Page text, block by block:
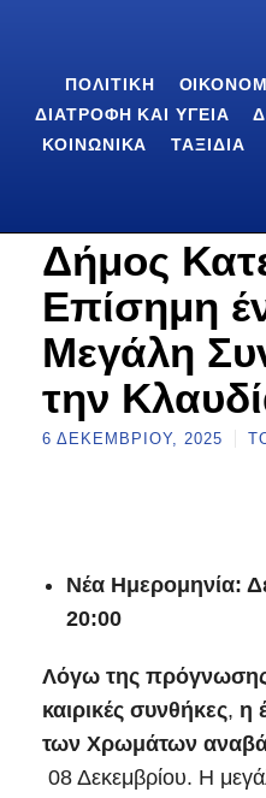
ΠΟΛΙΤΙΚΉ
ΔΙΑΤΡΟΦΉ ΚΑΙ ΥΓΕΊΑ
ΚΟΙΝΩΝΙΚΆ
ΤΑΞΊΔΙΑ
Δήμος
Επίσημη
Μεγάλη
την
6 ΔΕΚΕΜΒΡΊΟΥ, 2025
Νέα Ημερομηνία:
20:00
Λόγω της πρόγνωσης
καιρικές συνθήκες, η
των Χρωμάτων
08 Δεκεμβρίου. Η